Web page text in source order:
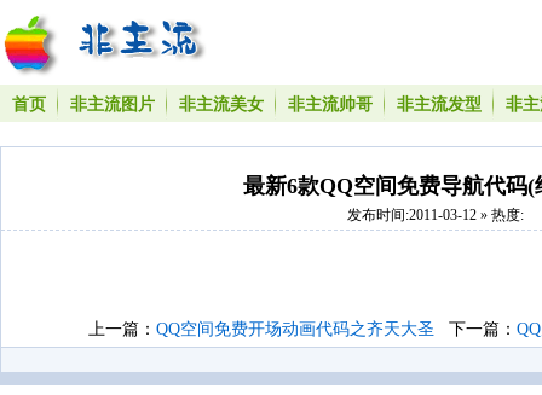
首页 非主流图片 非主流美女 非主流帅哥 非主流发型 非
最新6款QQ空间免费导航代码(
发布时间:2011-03-12 » 热度:
上一篇： QQ空间免费开场动画代码之齐天大圣 下一篇：